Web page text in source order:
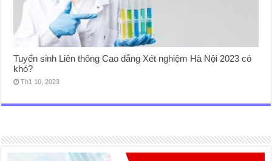
Tuyển sinh Liên thông Cao đẳng Xét nghiệm Hà Nội 2023 có
khó?
Th1 10, 2023